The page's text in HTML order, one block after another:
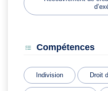
Compétences
Indivision Droit